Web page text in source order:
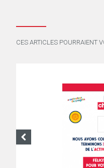
CES ARTICLES POURRAIENT